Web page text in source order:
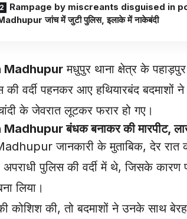
Rampage by miscreants disguised in
जांच में जुटी पुलिस, इलाके में नाकेबंदी
Madhupur मधुपुर थाना क्षेत्र के
वर्दी पहनकर आए हथियारबंद
के जेवरात लूटकर फरार हो गए।
Madhupurबंधक बनाकर की मारपीट,
जानकारी के मुताबिक, देर रात
पुलिस की वर्दी में थे, जिसके
लिया।
कोशिश की, तो बदमाशों ने उनके साथ